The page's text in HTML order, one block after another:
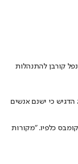
קורבן להתנהלות
כי ישנם אנשים
כלפיו. "מקורות